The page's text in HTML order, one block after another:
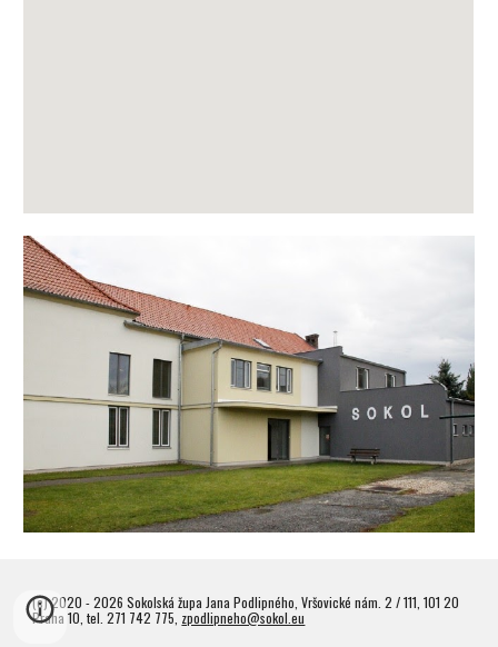
(c) 2020 - 2026 Sokolská župa Jana Podlipného, Vršovické nám. 2 / 111, 101 20
Praha 10, tel. 271 742 775, zpodlipneho@sokol.eu